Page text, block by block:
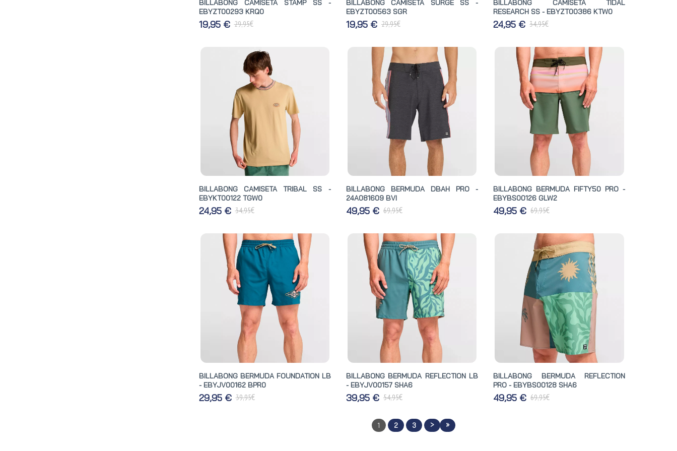
BILLABONG CAMISETA STAMP SS -
EBYZT00293 KRQ0
19,95 € 29,95€
BILLABONG CAMISETA SURGE SS -
EBYZT00563 SGR
19,95 € 29,95€
BILLABONG CAMISETA TIDAL
RESEARCH SS - EBYZT00386 KTW0
24,95 € 34,95€
BILLABONG CAMISETA TRIBAL SS -
EBYKT00122 TGW0
24,95 € 34,95€
BILLABONG BERMUDA DBAH PRO -
24A081609 BVI
49,95 € 69,95€
BILLABONG BERMUDA FIFTY50 PRO -
EBYBS00126 GLW2
49,95 € 69,95€
BILLABONG BERMUDA FOUNDATION LB
- EBYJV00162 BPR0
29,95 € 39,95€
BILLABONG BERMUDA REFLECTION LB
- EBYJV00157 SHA6
39,95 € 54,95€
BILLABONG BERMUDA REFLECTION
PRO - EBYBS00128 SHA6
49,95 € 69,95€
1 2 3 > »